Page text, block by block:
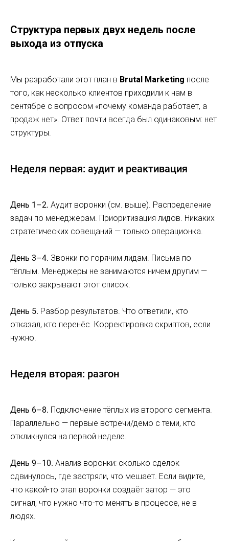
Структура первых двух недель после
выхода из отпуска
Мы разработали этот план в Brutal Marketing после
того, как несколько клиентов приходили к нам в
сентябре с вопросом «почему команда работает, а
продаж нет». Ответ почти всегда был одинаковым: нет
структуры.
Неделя первая: аудит и реактивация
День 1–2. Аудит воронки (см. выше). Распределение
задач по менеджерам. Приоритизация лидов. Никаких
стратегических совещаний — только операционка.
День 3–4. Звонки по горячим лидам. Письма по
тёплым. Менеджеры не занимаются ничем другим —
только закрывают этот список.
День 5. Разбор результатов. Что ответили, кто
отказал, кто перенёс. Корректировка скриптов, если
нужно.
Неделя вторая: разгон
День 6–8. Подключение тёплых из второго сегмента.
Параллельно — первые встречи/демо с теми, кто
откликнулся на первой неделе.
День 9–10. Анализ воронки: сколько сделок
сдвинулось, где застряли, что мешает. Если видите,
что какой-то этап воронки создаёт затор — это
сигнал, что нужно что-то менять в процессе, не в
людях.